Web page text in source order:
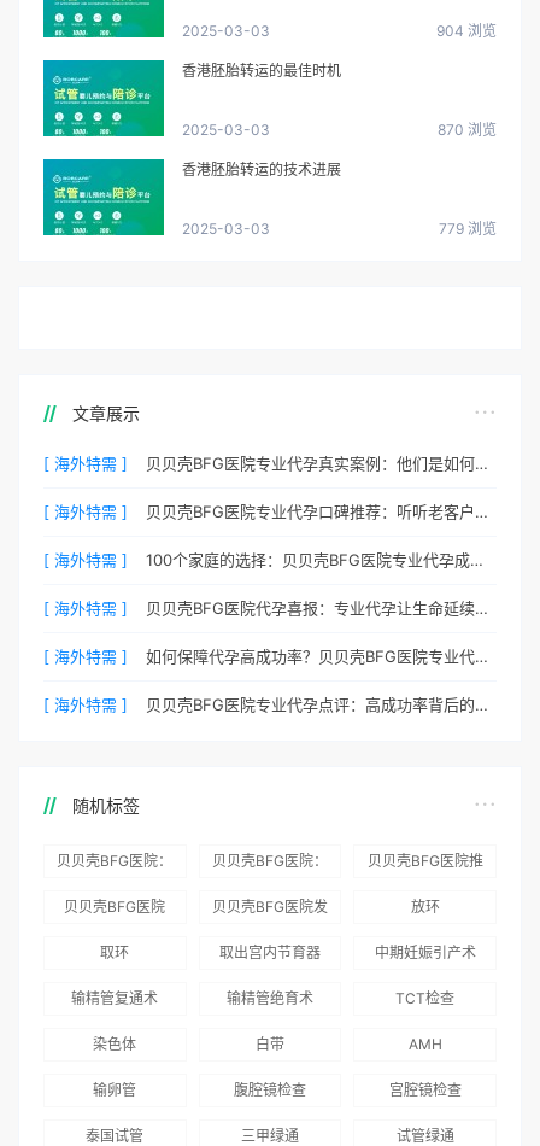
2025-03-03 904 浏览
香港胚胎转运的最佳时机
2025-03-03 870 浏览
香港胚胎转运的技术进展
2025-03-03 779 浏览
文章展示
[ 海外特需 ] 贝贝壳BFG医院专业代孕真实案例：他们是如何在这里圆梦的
[ 海外特需 ] 贝贝壳BFG医院专业代孕口碑推荐：听听老客户的真实评价
[ 海外特需 ] 100个家庭的选择：贝贝壳BFG医院专业代孕成功案例分享
[ 海外特需 ] 贝贝壳BFG医院代孕喜报：专业代孕让生命延续更简单
[ 海外特需 ] 如何保障代孕高成功率？贝贝壳BFG医院专业代孕方案解析
[ 海外特需 ] 贝贝壳BFG医院专业代孕点评：高成功率背后的医疗神话
随机标签
贝贝壳BFG医院：
务
贝贝壳BFG医院：
术”和“法律支持”
贝贝壳BFG医院推
贝贝壳BFG医院
贝贝壳BFG医院发
国版）》
放环
取环 取出宫内节育器 中期妊娠引产术
输精管复通术 输精管绝育术 TCT检查
染色体 白带 AMH
输卵管 腹腔镜检查 宫腔镜检查
泰国试管 三甲绿通 试管绿通